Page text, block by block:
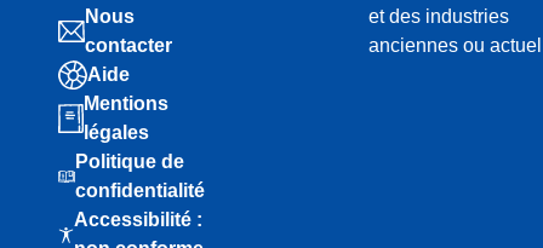
Coltel
Nous
contacter
Aide
Mentions
légales
Politique de
confidentialité
Accessibilité :
et des industries
anciennes ou